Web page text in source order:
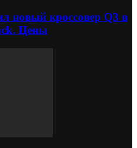
новый кроссовер Q3 в
Цены